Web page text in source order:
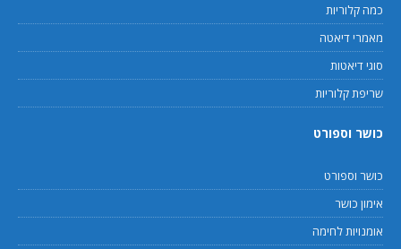
כמה קלוריות
מאמרי דיאטה
סוגי דיאטות
שריפת קלוריות
כושר וספורט
כושר וספורט
אימון כושר
אומנויות לחימה